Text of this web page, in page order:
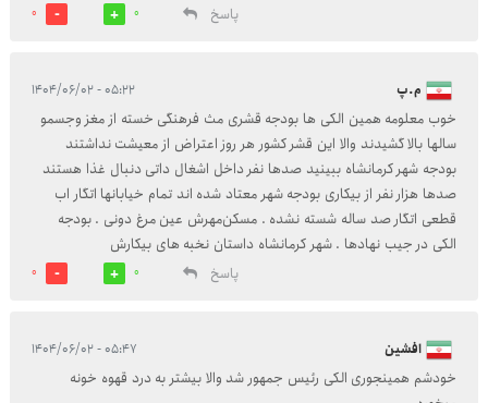
پاسخ
0
0
م.پ ۰۵:۲۲ - ۱۴۰۴/۰۶/۰۲
خوب معلومه همین الکی ها بودجه قشری مث فرهنگی خسته از مغز وجسمو
سالها بالا گشیدند والا این قشر کشور هر روز اعتراض از معیشت نداشتند
بودجه شهر کرمانشاه ببینید صدها نفر داخل اشغال داتی دنبال غذا هستند
صدها هزار نفر از بیکاری بودجه شهر معتاد شده اند تمام خیابانها اتگار اب
قطعی اتگار صد ساله شسته نشده . مسکن‌مهرش عین مرغ دونی . بودجه
الکی در جیب نهادها . شهر کرمانشاه داستان نخبه های بیکارش
پاسخ
0
0
افشین ۰۵:۴۷ - ۱۴۰۴/۰۶/۰۲
خودشم همینجوری الکی رئیس جمهور شد والا بیشتر به درد قهوه خونه